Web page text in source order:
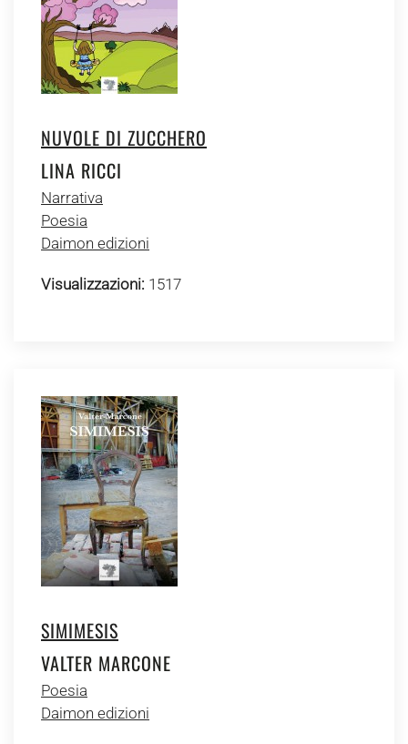
NUVOLE DI ZUCCHERO
LINA RICCI
Narrativa
Poesia
Daimon edizioni
Visualizzazioni: 1517
SIMIMESIS
VALTER MARCONE
Poesia
Daimon edizioni